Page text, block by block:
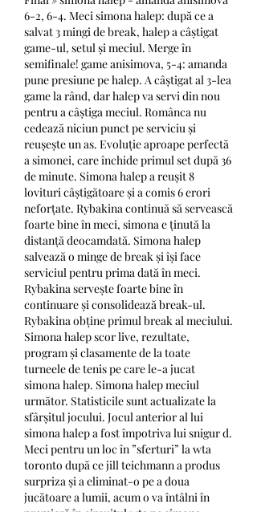
6-2, 6-4. Meci simona halep: după ce a
salvat 3 mingi de break, halep a câștigat
game-ul, setul și meciul. Merge în
semifinale! game anisimova, 5-4: amanda
pune presiune pe halep. A câștigat al 3-lea
game la rând, dar halep va servi din nou
pentru a câștiga meciul. Românca nu
cedează niciun punct pe serviciu și
reușește un as. Evoluție aproape perfectă
a simonei, care închide primul set după 36
de minute. Simona halep a reușit 8
lovituri câștigătoare și a comis 6 erori
neforțate. Rybakina continuă să servească
foarte bine în meci, simona e ținută la
distanță deocamdată. Simona halep
salvează o minge de break și își face
serviciul pentru prima dată în meci.
Rybakina servește foarte bine în
continuare și consolidează break-ul.
Rybakina obține primul break al meciului.
Simona halep scor live, rezultate,
program și clasamente de la toate
turneele de tenis pe care le-a jucat
simona halep. Simona halep meciul
următor. Statisticile sunt actualizate la
sfârșitul jocului. Jocul anterior al lui
simona halep a fost împotriva lui snigur d.
Meci pentru un loc în ”sferturi” la wta
toronto după ce jill teichmann a produs
surpriza și a eliminat-o pe a doua
jucătoare a lumii, acum o va întâlni în